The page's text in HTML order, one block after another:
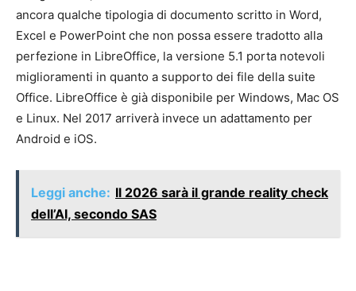
ancora qualche tipologia di documento scritto in Word,
Excel e PowerPoint che non possa essere tradotto alla
perfezione in LibreOffice, la versione 5.1 porta notevoli
miglioramenti in quanto a supporto dei file della suite
Office. LibreOffice è già disponibile per Windows, Mac OS
e Linux. Nel 2017 arriverà invece un adattamento per
Android e iOS.
Leggi anche: Il 2026 sarà il grande reality check
dell’AI, secondo SAS